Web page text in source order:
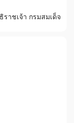
าชเจ้า กรมสมเด็จ